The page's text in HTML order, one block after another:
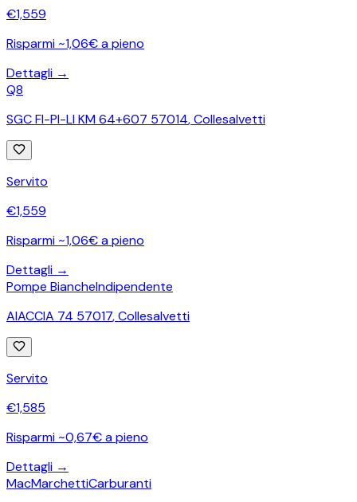
€1,559
Risparmi ~1,06€ a pieno
Dettagli →
Q8
SGC FI-PI-LI KM 64+607 57014,Collesalvetti
Servito
€1,559
Risparmi ~1,06€ a pieno
Dettagli →
Pompe BiancheIndipendente
AIACCIA 74 57017,Collesalvetti
Servito
€1,585
Risparmi ~0,67€ a pieno
Dettagli →
MacMarchettiCarburanti